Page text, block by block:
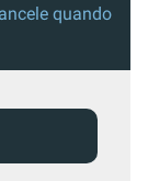
quando